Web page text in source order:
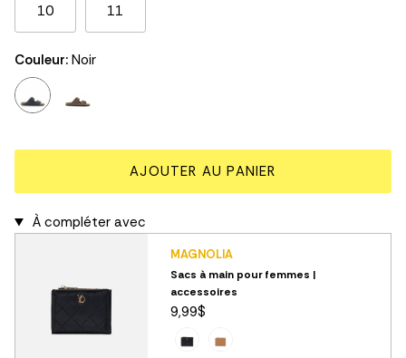
10 11
Couleur: Noir
AJOUTER AU PANIER
À compléter avec
MAGNOLIA
Sacs à main pour femmes |
accessoires
9,99$